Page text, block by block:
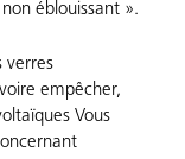
éblouissant ».
verres
empêcher,
Vous